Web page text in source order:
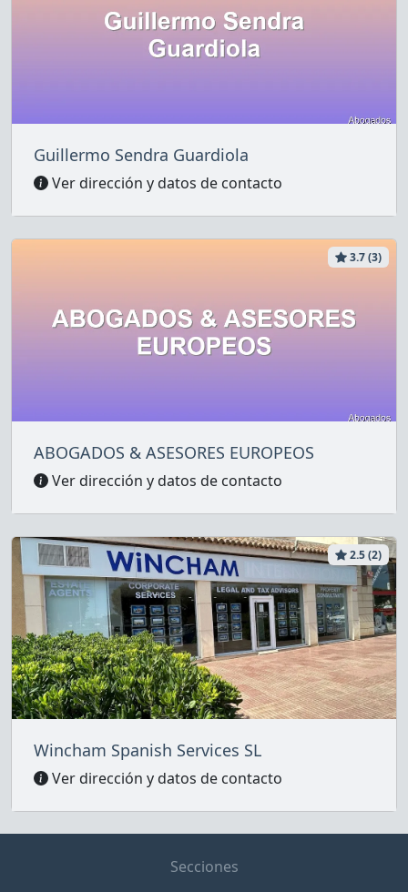
Guillermo Sendra Guardiola
Ver dirección y datos de contacto
3.7 (3)
ABOGADOS & ASESORES EUROPEOS
Ver dirección y datos de contacto
2.5 (2)
Wincham Spanish Services SL
Ver dirección y datos de contacto
Secciones